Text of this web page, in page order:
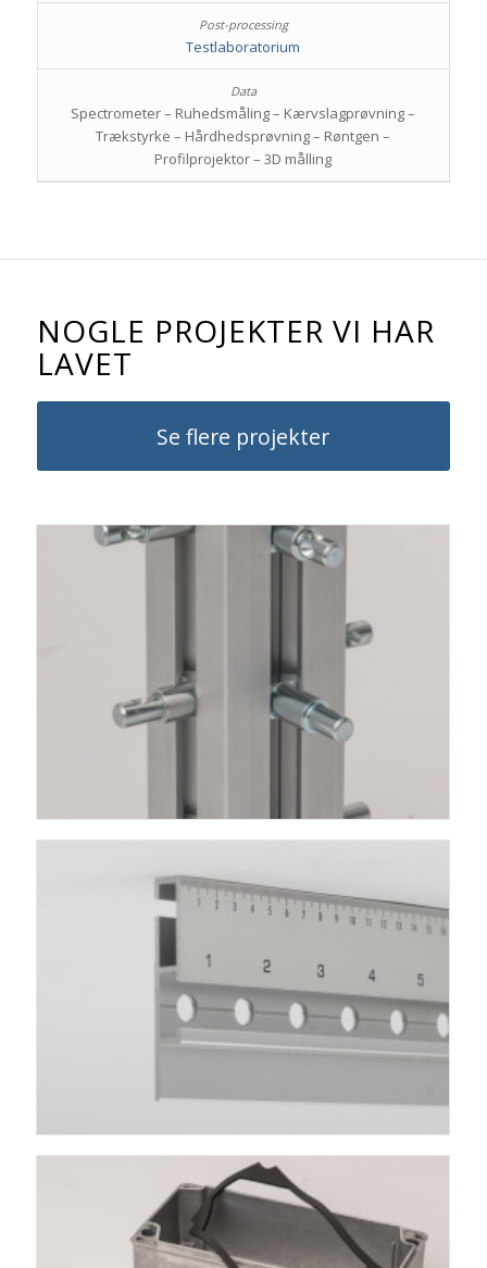
Testlaboratorium
Spectrometer – Ruhedsmåling – Kærvslagprøvning –
Trækstyrke – Hårdhedsprøvning – Røntgen –
Profilprojektor – 3D målling
NOGLE PROJEKTER VI HAR
LAVET
Se flere projekter